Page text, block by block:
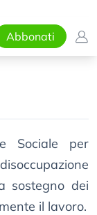
Abbonati
Sociale per
sostegno dei
il lavoro.